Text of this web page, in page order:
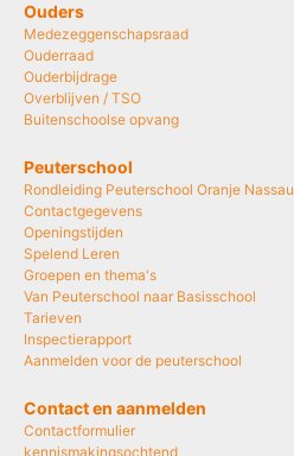
Ouders
Medezeggenschapsraad
Ouderraad
Ouderbijdrage
Overblijven / TSO
Buitenschoolse opvang
Peuterschool
Rondleiding Peuterschool Oranje Nassau
Contactgegevens
Openingstijden
Spelend Leren
Groepen en thema's
Van Peuterschool naar Basisschool
Tarieven
Inspectierapport
Aanmelden voor de peuterschool
Contact en aanmelden
Contactformulier
kennismakingsochtend